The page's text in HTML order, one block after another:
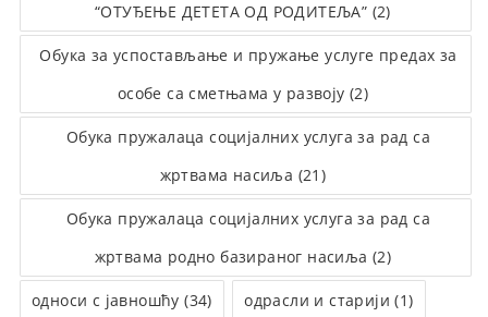
“ОТУЂЕЊЕ ДЕТЕТА ОД РОДИТЕЉА” (2)
Обука за успостављање и пружање услуге предах за
особе са сметњама у развоју (2)
Обука пружалаца социјалних услуга за рад са
жртвама насиља (21)
Обука пружалаца социјалних услуга за рад са
жртвама родно базираног насиља (2)
односи с јавношћу (34) одрасли и старији (1)